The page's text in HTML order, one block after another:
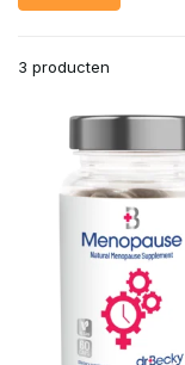
3 producten